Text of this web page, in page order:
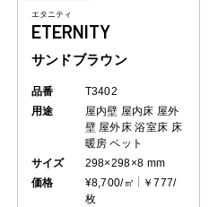
エタニティ
ETERNITY
サンドブラウン
品番
T3402
用途
屋内壁 屋内床 屋外
壁 屋外床 浴室床 床
暖房 ペット
サイズ
298×298×8 mm
価格
¥8,700/㎡
￥777/
枚